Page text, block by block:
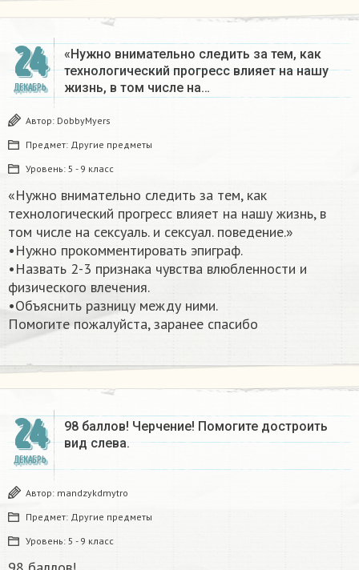
24
ДЕКАБРЬ
«Нужно внимательно следить за тем, как
технологический прогресс влияет на нашу
жизнь, в том числе на…
Автор: DobbyMyers
Предмет: Другие предметы
Уровень: 5 - 9 класс
«Нужно внимательно следить за тем, как
технологический прогресс влияет на нашу жизнь, в
том числе на сексуаль. и сексуал. поведение.»
•Нужно прокомментировать эпиграф.
•Назвать 2-3 признака чувства влюбленности и
физического влечения.
•Объяснить разницу между ними.
Помогите пожалуйста, заранее спасибо​
24
ДЕКАБРЬ
98 баллов! Черчение! Помогите достроить
вид слева.
Автор: mandzykdmytro
Предмет: Другие предметы
Уровень: 5 - 9 класс